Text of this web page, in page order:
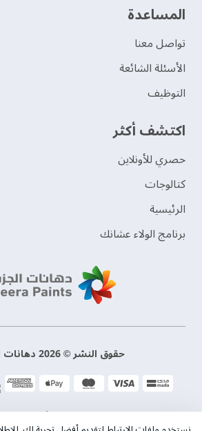
‫المساعدة‬
تواصل معنا
الأسئلة الشائعة
التوظيف
اكتشف أكثر
حصري للأونلاين
‫كتالوجات‬
الرئيسية
برنامج الولاء عشانك
حقوق النشر © 2026 دهانات الجزيرة
سياسة الخصوصية الشروط